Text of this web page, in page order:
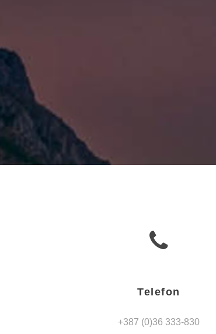
Telefon
+387 (0)36 333-830